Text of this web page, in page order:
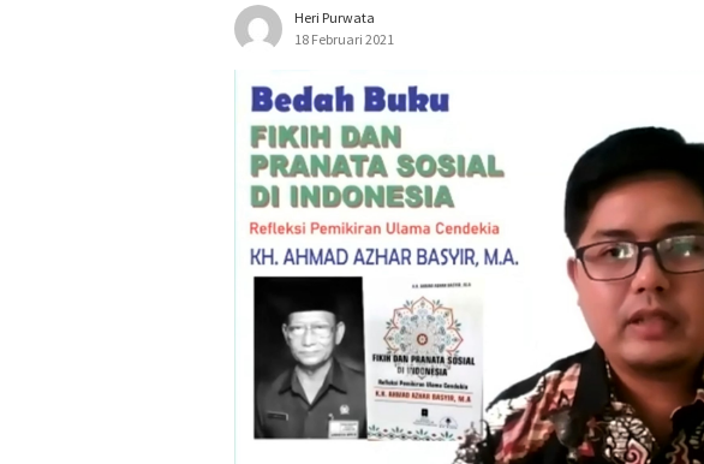
Heri Purwata
18 Februari 2021